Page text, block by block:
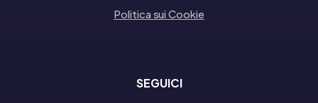
Politica sui Cookie
SEGUICI